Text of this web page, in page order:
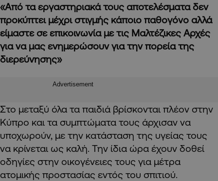
«Από τα εργαστηριακά τους αποτελέσματα δεν
προκύπτει μέχρι στιγμής κάποιο παθογόνο αλλά
είμαστε σε επικοινωνία με τις Μαλτέζικες Αρχές
για να μας ενημερώσουν για την πορεία της
διερεύνησης»
Advertisement
Στο μεταξύ όλα τα παιδιά βρίσκονται πλέον στην
Κύπρο και τα συμπτώματα τους άρχισαν να
υποχωρούν, με την κατάσταση της υγείας τους
να κρίνεται ως καλή. Την ίδια ώρα έχουν δοθεί
οδηγίες στην οικογένειες τους για μέτρα
ατομικής προστασίας εντός του σπιτιού.